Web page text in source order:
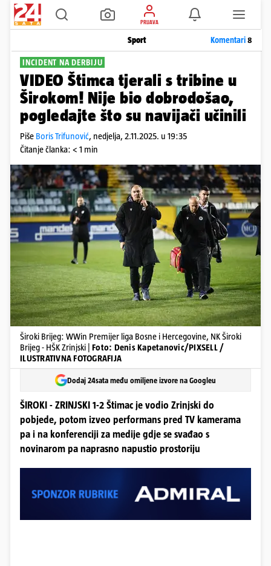
PRIJAVA
Sport Komentari8
INCIDENT NA DERBIJU
VIDEO Štimca tjerali s tribine u
Širokom! Nije bio dobrodošao,
pogledajte što su navijači učinili
Piše Boris Trifunović, nedjelja, 2.11.2025. u 19:35
Čitanje članka: < 1 min
Široki Brijeg: WWin Premijer liga Bosne i Hercegovine, NK Široki
Brijeg - HŠK Zrinjski | Foto: Denis Kapetanovic/PIXSELL /
ILUSTRATIVNA FOTOGRAFIJA
Dodaj 24sata među omiljene izvore na Googleu
ŠIROKI - ZRINJSKI 1-2 Štimac je vodio Zrinjski do
pobjede, potom izveo performans pred TV kamerama
pa i na konferenciji za medije gdje se svađao s
novinarom pa naprasno napustio prostoriju